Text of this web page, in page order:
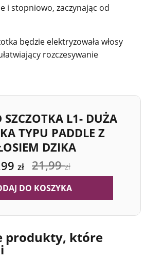
i stopniowo, zaczynając od
będzie elektryzowała włosy
rozczesywanie
SZCZOTKA L1- DUŻA
TYPU PADDLE Z
DZIKA
zł 21,99zł
DO KOSZYKA
produkty, które